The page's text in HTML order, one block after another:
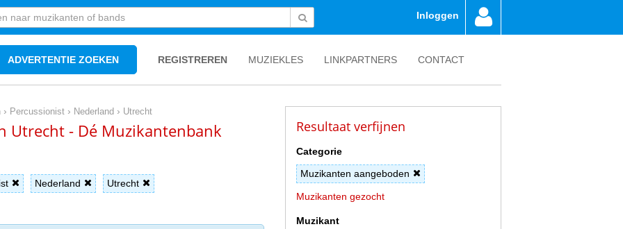
Inloggen
ADVERTENTIE ZOEKEN REGISTREREN MUZIEKLES LINKPARTNERS CONTACT
› Percussionist › Nederland › Utrecht
Utrecht - Dé Muzikantenbank
Nederland Utrecht
Resultaat verfijnen
Categorie
Muzikanten aangeboden
Muzikanten gezocht
Muzikant